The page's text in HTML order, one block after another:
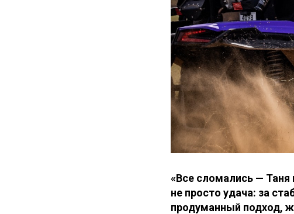
«Все сломались — Таня
не просто удача: за
продуманный подход,